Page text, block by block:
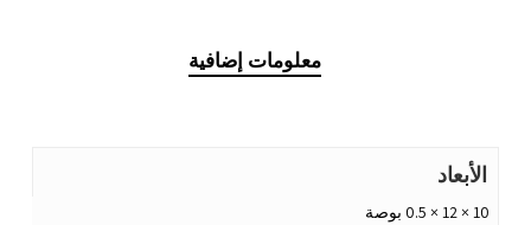
معلومات إضافية
الأبعاد
10 × 12 × 0.5 بوصة